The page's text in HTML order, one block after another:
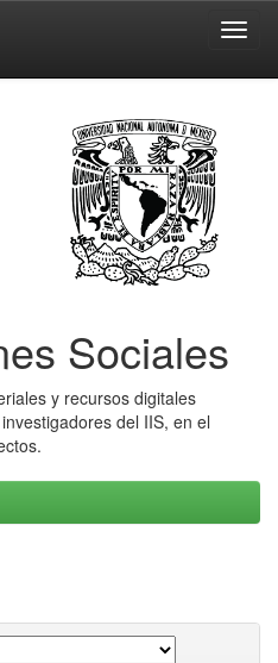
Sociales
y recursos digitales
del IIS, en el